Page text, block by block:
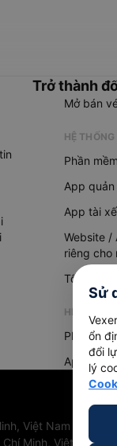
Trở thành
Mở bán
HỆ
Phần
App
App tài xế
Website /
riêng cho
Tổng đài AI
HỆ THỐNG
Phần
App
Việt Nam
Minh, Việt Nam
Sử
ổn
đổi
lý